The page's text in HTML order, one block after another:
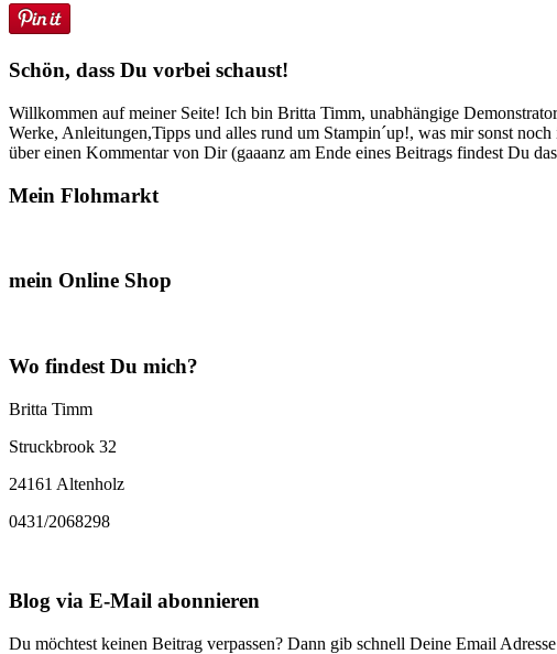
Schön, dass Du vorbei schaust!
Willkommen auf meiner Seite! Ich bin Britta Timm, unabhängige
Werke, Anleitungen,Tipps und alles rund um Stampin´up!, was mir sonst
über einen Kommentar von Dir (gaaanz am Ende eines Beitrags findest Du
Mein Flohmarkt
mein Online Shop
Wo findest Du mich?
Britta Timm
Struckbrook 32
24161 Altenholz
0431/2068298
Blog via E-Mail abonnieren
Du möchtest keinen Beitrag verpassen? Dann gib schnell Deine Email